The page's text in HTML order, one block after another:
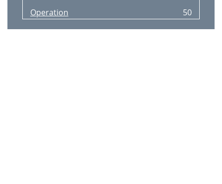
Operation
50
VCR/PVR Operation
50